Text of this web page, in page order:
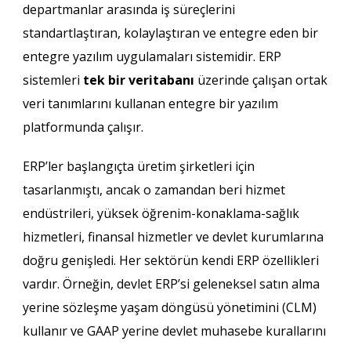
departmanlar arasında iş süreçlerini
standartlaştıran, kolaylaştıran ve entegre eden bir
entegre yazılım uygulamaları sistemidir. ERP
sistemleri tek bir veritabanı üzerinde çalışan ortak
veri tanımlarını kullanan entegre bir yazılım
platformunda çalışır.
ERP’ler başlangıçta üretim şirketleri için
tasarlanmıştı, ancak o zamandan beri hizmet
endüstrileri, yüksek öğrenim-konaklama-sağlık
hizmetleri, finansal hizmetler ve devlet kurumlarına
doğru genişledi. Her sektörün kendi ERP özellikleri
vardır. Örneğin, devlet ERP’si geleneksel satın alma
yerine sözleşme yaşam döngüsü yönetimini (CLM)
kullanır ve GAAP yerine devlet muhasebe kurallarını